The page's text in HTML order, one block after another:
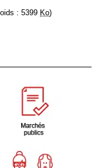
: 5399 Ko)